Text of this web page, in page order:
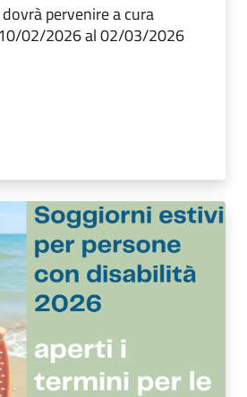
pervenire a cura
02/2026 al 02/03/2026